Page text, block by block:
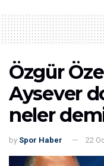
Özgür
Aysever
neler
by Spor Haber 22